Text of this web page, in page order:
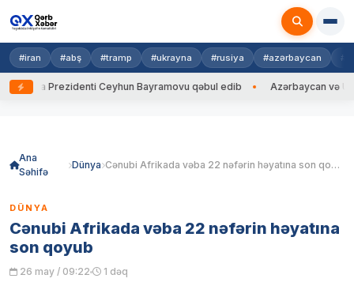
#iran #abş #tramp #ukrayna #rusiya #azərbaycan
Prezidenti Ceyhun Bayramovu qəbul edib Azərbaycan və
Ana
Səhifə
Dünya Cənubi Afrikada vəba 22 nəfərin həyatına son qoyub
DÜNYA
Cənubi Afrikada vəba 22 nəfərin həyatına
son qoyub
26 may / 09:22 1 dəq